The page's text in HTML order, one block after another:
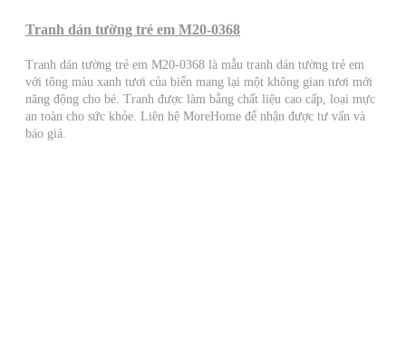
Tranh dán tường trẻ em M20-0368
Tranh dán tường trẻ em M20-0368 là mẫu tranh dán tường trẻ em
với tông màu xanh tươi của biển mang lại một không gian tươi mới
năng động cho bé. Tranh được làm bằng chất liệu cao cấp, loại mực
an toàn cho sức khỏe. Liên hệ MoreHome để nhận được tư vấn và
báo giá.